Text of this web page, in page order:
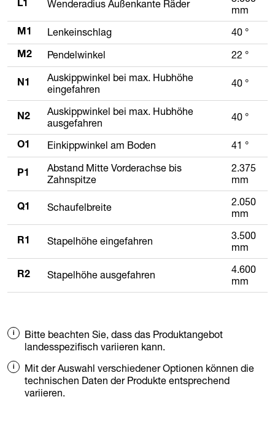
L1 Wenderadius Außenkante Räder
mm
M1 Lenkeinschlag 40 °
M2 Pendelwinkel 22 °
N1
Auskippwinkel bei max. Hubhöhe
eingefahren
40 °
N2
Auskippwinkel bei max. Hubhöhe
ausgefahren
40 °
O1 Einkippwinkel am Boden 41 °
P1
Abstand Mitte Vorderachse bis
Zahnspitze
2.375
mm
Q1 Schaufelbreite
2.050
mm
R1 Stapelhöhe eingefahren
3.500
mm
R2 Stapelhöhe ausgefahren
4.600
mm
Bitte beachten Sie, dass das Produktangebot
landesspezifisch variieren kann.
Mit der Auswahl verschiedener Optionen können die
technischen Daten der Produkte entsprechend
variieren.